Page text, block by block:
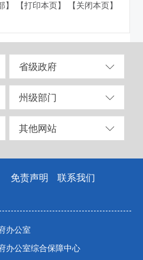
】
【打印本页】 【关闭本页】
省级政府
州级部门
其他网站
免责声明
联系我们
办公室
办公室综合保障中心